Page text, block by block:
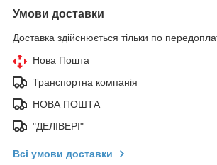
Умови доставки
Доставка здійснюється тільки по
Нова Пошта
Транспортна компанія
НОВА ПОШТА
"ДЕЛІВЕРІ"
Всі умови доставки